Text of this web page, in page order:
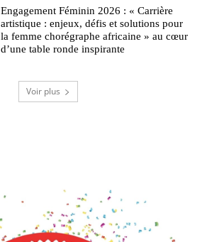
Engagement Féminin 2026 : « Carrière
artistique : enjeux, défis et solutions pour
la femme chorégraphe africaine » au cœur
d’une table ronde inspirante
Voir plus